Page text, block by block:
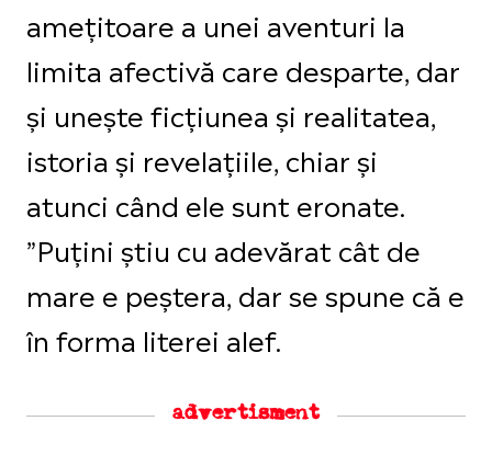
amețitoare a unei aventuri la
limita afectivă care desparte, dar
și unește ficțiunea și realitatea,
istoria și revelațiile, chiar și
atunci când ele sunt eronate.
”Puțini știu cu adevărat cât de
mare e peștera, dar se spune că e
în forma literei alef.
advertisment